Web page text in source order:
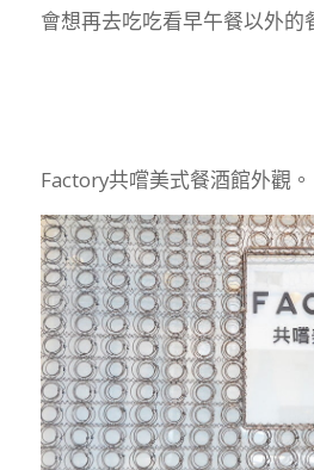
會想再去吃吃看早午餐以外的
Factory共嚐美式餐酒館外觀。